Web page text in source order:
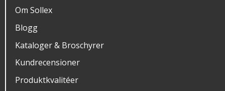
Om Sollex
Blogg
Kataloger & Broschyrer
Kundrecensioner
Produktkvalitéer